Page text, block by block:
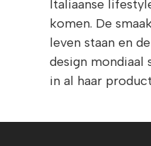
Italiaanse
komen. De
leven staan en
design
in al haar